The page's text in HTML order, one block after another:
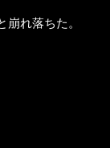
れ落ちた。